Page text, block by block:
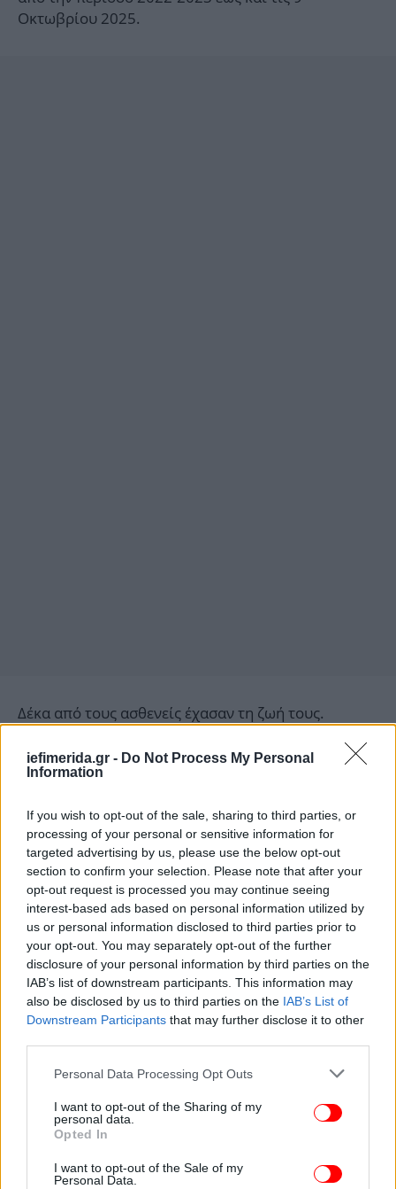
iefimerida.gr - Do Not Process My Personal
Information
If you wish to opt-out of the sale, sharing to third parties, or
processing of your personal or sensitive information for
targeted advertising by us, please use the below opt-out
section to confirm your selection. Please note that after your
opt-out request is processed you may continue seeing
interest-based ads based on personal information utilized by
us or personal information disclosed to third parties prior to
your opt-out. You may separately opt-out of the further
disclosure of your personal information by third parties on the
IAB’s list of downstream participants. This information may
also be disclosed by us to third parties on the IAB’s List of
Downstream Participants that may further disclose it to other
Please note that this website/app uses one or more Google
not limited to your visit or usage behaviour. You may click to
grant or deny consent to Google and its third-party tags to
use your data for below specified purposes in below Google
consent section.
Personal Data Processing Opt Outs
I want to opt-out of the Sharing of my
personal data.
Opted In
I want to opt-out of the Sale of my
Personal Data.
Οκτωβρίου 2025.
Δέκα από τους ασθενείς έχασαν τη ζωή τους.
Οι θάνατοι που καταγράφηκαν:
από 2 σε Βέλγιο και Πορτογαλία
από 1 σε Αυστρία και Τσεχία
Τα περισσότερα κρούσματα από το στέλεχος clade 2
της mpox έχει η Ισπανία (πάνω από 9.000).
Ακολουθούν η Γαλλία με περισσότερα από 4.500
και η Γερμανία με σχεδόν 4.500.